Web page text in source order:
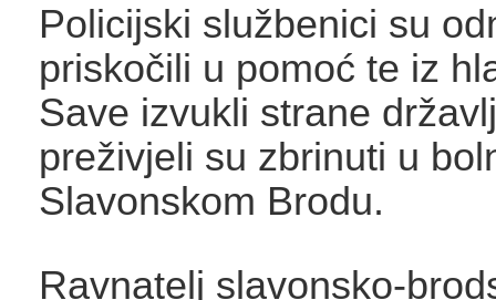
Policijski službenici su
priskočili u pomoć te iz
Save izvukli strane
preživjeli su zbrinuti u
Slavonskom Brodu.
Ravnatelj slavonsko-